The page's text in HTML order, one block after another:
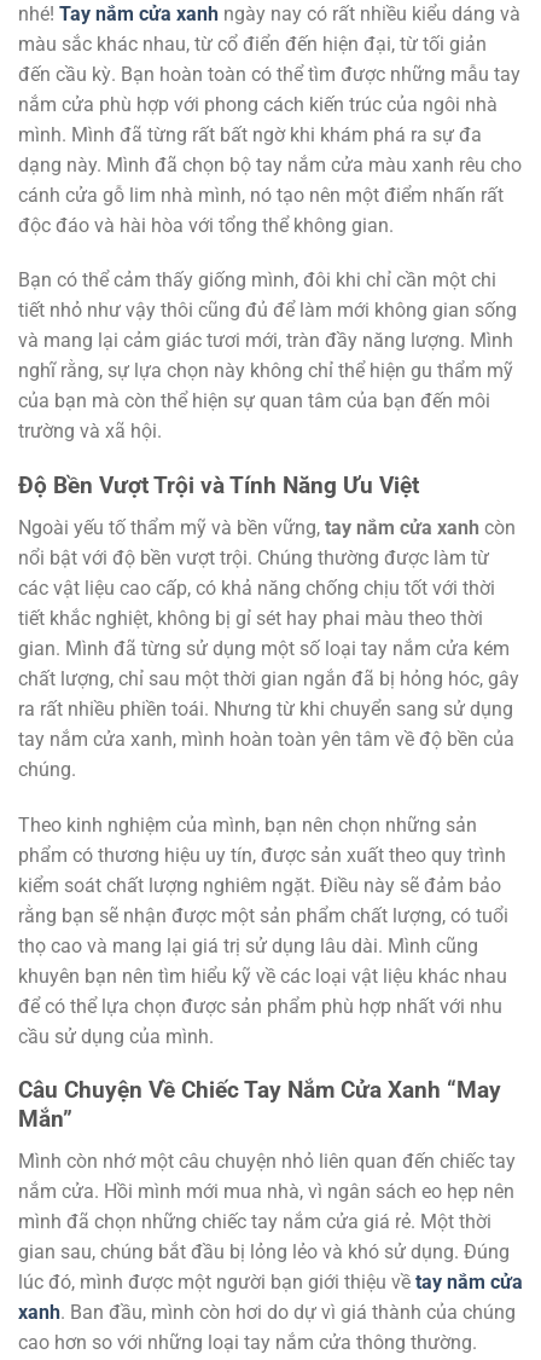
nhé! Tay nắm cửa xanh ngày nay có rất nhiều kiểu dáng và
màu sắc khác nhau, từ cổ điển đến hiện đại, từ tối giản
đến cầu kỳ. Bạn hoàn toàn có thể tìm được những mẫu tay
nắm cửa phù hợp với phong cách kiến trúc của ngôi nhà
mình. Mình đã từng rất bất ngờ khi khám phá ra sự đa
dạng này. Mình đã chọn bộ tay nắm cửa màu xanh rêu cho
cánh cửa gỗ lim nhà mình, nó tạo nên một điểm nhấn rất
độc đáo và hài hòa với tổng thể không gian.
Bạn có thể cảm thấy giống mình, đôi khi chỉ cần một chi
tiết nhỏ như vậy thôi cũng đủ để làm mới không gian sống
và mang lại cảm giác tươi mới, tràn đầy năng lượng. Mình
nghĩ rằng, sự lựa chọn này không chỉ thể hiện gu thẩm mỹ
của bạn mà còn thể hiện sự quan tâm của bạn đến môi
trường và xã hội.
Độ Bền Vượt Trội và Tính Năng Ưu Việt
Ngoài yếu tố thẩm mỹ và bền vững, tay nắm cửa xanh còn
nổi bật với độ bền vượt trội. Chúng thường được làm từ
các vật liệu cao cấp, có khả năng chống chịu tốt với thời
tiết khắc nghiệt, không bị gỉ sét hay phai màu theo thời
gian. Mình đã từng sử dụng một số loại tay nắm cửa kém
chất lượng, chỉ sau một thời gian ngắn đã bị hỏng hóc, gây
ra rất nhiều phiền toái. Nhưng từ khi chuyển sang sử dụng
tay nắm cửa xanh, mình hoàn toàn yên tâm về độ bền của
chúng.
Theo kinh nghiệm của mình, bạn nên chọn những sản
phẩm có thương hiệu uy tín, được sản xuất theo quy trình
kiểm soát chất lượng nghiêm ngặt. Điều này sẽ đảm bảo
rằng bạn sẽ nhận được một sản phẩm chất lượng, có tuổi
thọ cao và mang lại giá trị sử dụng lâu dài. Mình cũng
khuyên bạn nên tìm hiểu kỹ về các loại vật liệu khác nhau
để có thể lựa chọn được sản phẩm phù hợp nhất với nhu
cầu sử dụng của mình.
Câu Chuyện Về Chiếc Tay Nắm Cửa Xanh “May
Mắn”
Mình còn nhớ một câu chuyện nhỏ liên quan đến chiếc tay
nắm cửa. Hồi mình mới mua nhà, vì ngân sách eo hẹp nên
mình đã chọn những chiếc tay nắm cửa giá rẻ. Một thời
gian sau, chúng bắt đầu bị lỏng lẻo và khó sử dụng. Đúng
lúc đó, mình được một người bạn giới thiệu về tay nắm cửa
xanh. Ban đầu, mình còn hơi do dự vì giá thành của chúng
cao hơn so với những loại tay nắm cửa thông thường.